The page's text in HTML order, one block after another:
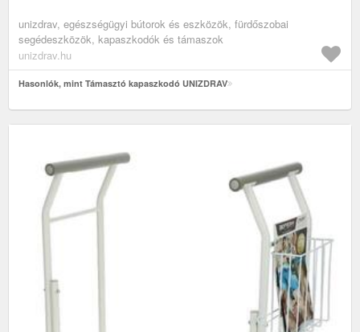
unizdrav, egészségügyi bútorok és eszközök, fürdőszobai
segédeszközök, kapaszkodók és támaszok
unizdrav.hu
Hasonlók, mint Támasztó kapaszkodó UNIZDRAV